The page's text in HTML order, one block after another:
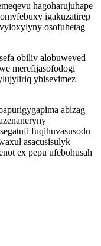
hagoharujuhape
igakuzatirep
osofuhetag
obiliv alobuweved
merefijasofodogi
ybisevimez
abizag
fuqihuvasusodu
asacusisulyk
ex pepu ufebohusah